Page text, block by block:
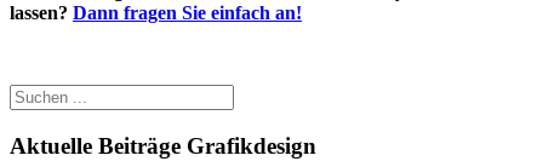
lassen? Dann fragen Sie einfach an!
Aktuelle Beiträge Grafikdesign